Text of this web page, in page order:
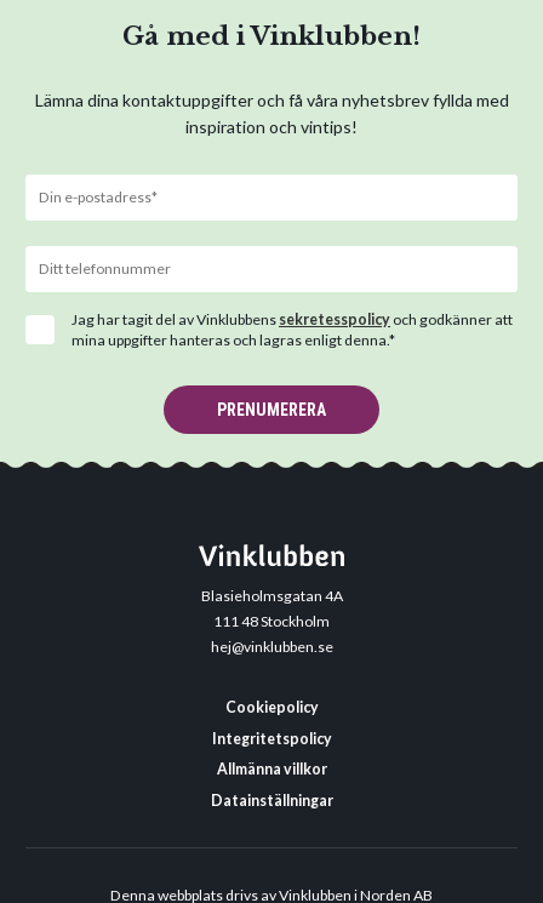
Gå med i Vinklubben!
Lämna dina kontaktuppgifter och få våra nyhetsbrev fyllda med
inspiration och vintips!
Jag har tagit del av Vinklubbens sekretesspolicy och godkänner att
mina uppgifter hanteras och lagras enligt denna.*
PRENUMERERA
Blasieholmsgatan 4A
111 48 Stockholm
hej@vinklubben.se
Cookiepolicy
Integritetspolicy
Allmänna villkor
Datainställningar
Denna webbplats drivs av Vinklubben i Norden AB